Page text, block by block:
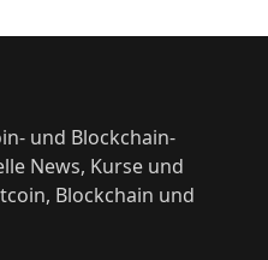
und Blockchain-
News, Kurse und
Blockchain und